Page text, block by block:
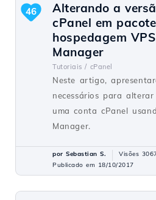
Alterando a
cPanel em
hospedagem
Manager
Tutoriais / cPanel
Neste artigo,
necessários para
uma conta cPanel
Manager.
46
por Sebastian S. Visões
Publicado em 18/10/2017